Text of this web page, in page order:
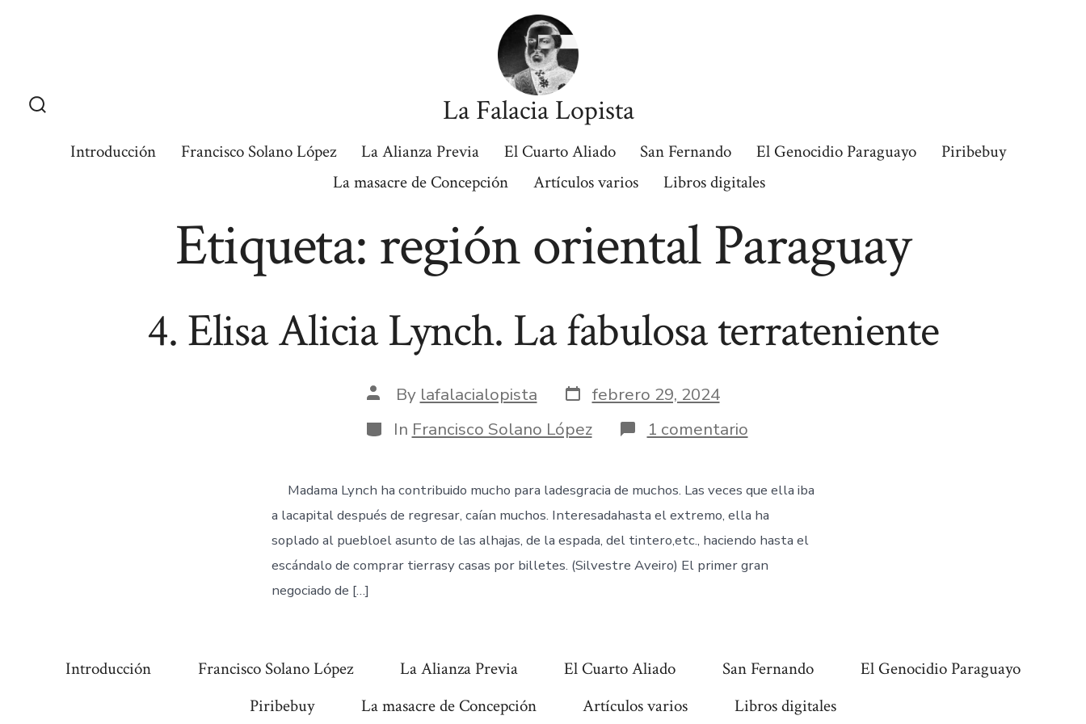
La Falacia Lopista
Introducción Francisco Solano López La Alianza Previa El Cuarto Aliado San Fernando El Genocidio Paraguayo
Piribebuy
La masacre de Concepción
Artículos varios Libros digitales
Etiqueta: región oriental Paraguay
4. Elisa Alicia Lynch. La fabulosa terrateniente
Post
author
By lafalacialopista Post
date
febrero 29, 2024
Categories
In Francisco Solano López 1 comentarioen
4.
Lynch.
La
fabulosa
terrateniente
Madama Lynch ha contribuido mucho para ladesgracia de muchos. Las veces que ella iba
a lacapital después de regresar, caían muchos. Interesadahasta el extremo, ella ha
soplado al puebloel asunto de las alhajas, de la espada, del tintero,etc., haciendo hasta el
escándalo de comprar tierrasy casas por billetes. (Silvestre Aveiro) El primer gran
negociado de […]
Introducción Francisco Solano López La Alianza Previa El Cuarto Aliado San Fernando
El Genocidio Paraguayo
Piribebuy
La masacre de Concepción Artículos varios Libros digitales